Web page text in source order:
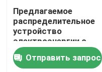
Дом
Продукты
О нас
Предлагаемое
распределительное
устройство
электроэнергии с
номинальным
напряжением до 17,5
Отправить запрос